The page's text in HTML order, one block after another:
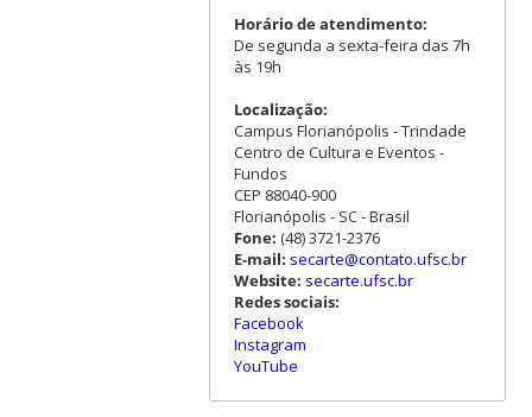
Horário de atendimento:
De segunda a sexta-feira das 7h
às 19h
Localização:
Campus Florianópolis - Trindade
Centro de Cultura e Eventos -
Fundos
CEP 88040-900
Florianópolis - SC - Brasil
Fone: (48) 3721-2376
E-mail: secarte@contato.ufsc.br
Website: secarte.ufsc.br
Redes sociais:
Facebook
Instagram
YouTube